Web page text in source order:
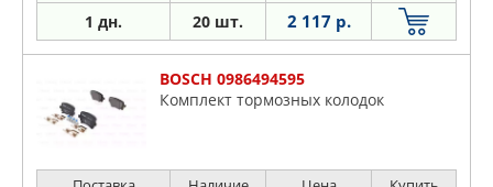
1 дн. 20 шт. 2 117 р.
BOSCH 0986494595
Комплект тормозных колодок